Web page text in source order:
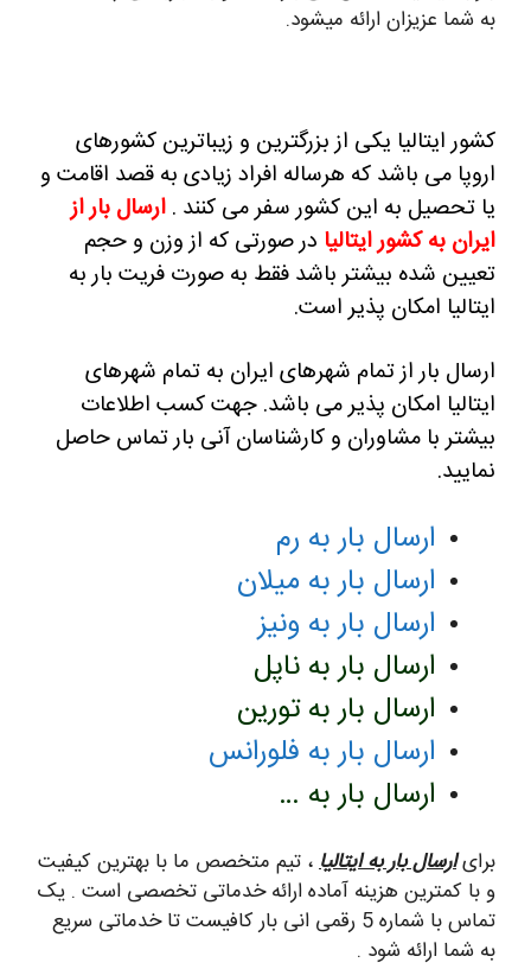
به شما عزیزان ارائه میشود.
کشور ایتالیا یکی از بزرگترین و زیباترین کشورهای
اروپا می باشد که هرساله افراد زیادی به قصد اقامت و
یا تحصیل به این کشور سفر می کنند . ارسال بار از
ایران به کشور ایتالیا در صورتی که از وزن و حجم
تعیین شده بیشتر باشد فقط به صورت فریت بار به
ایتالیا امکان پذیر است.
ارسال بار از تمام شهرهای ایران به تمام شهرهای
ایتالیا امکان پذیر می باشد. جهت کسب اطلاعات
بیشتر با مشاوران و کارشناسان آنی بار تماس حاصل
نمایید.
ارسال بار به رم
ارسال بار به میلان
ارسال بار به ونیز
ارسال بار به ناپل
ارسال بار به تورین
ارسال بار به فلورانس
ارسال بار به …
برایارسال بار به ایتالیا، تیم متخصص ما با بهترین کیفیت
و با کمترین هزینه آماده ارائه خدماتی تخصصی است . یک
تماس با شماره 5 رقمی انی بار کافیست تا خدماتی سریع
به شما ارائه شود .